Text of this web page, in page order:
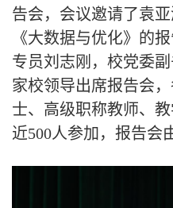
告会，会议邀请了袁
《大数据与优化》的
专员刘志刚，校党委
家校领导出席报告会
士、高级职称教师、
近500人参加，报告会